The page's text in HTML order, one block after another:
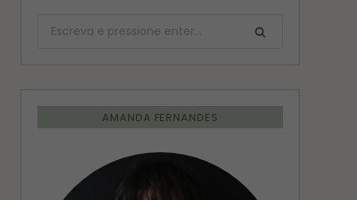
Procurar:
AMANDA FERNANDES